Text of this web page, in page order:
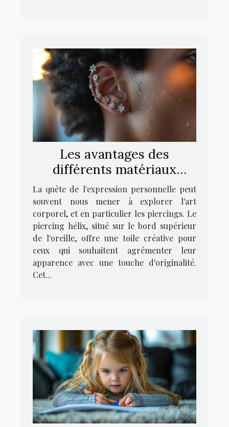
Les avantages des
différents matériaux
utilisés pour les piercings
hélix
La quête de l'expression personnelle peut
souvent nous mener à explorer l'art
corporel, et en particulier les piercings. Le
piercing hélix, situé sur le bord supérieur
de l'oreille, offre une toile créative pour
ceux qui souhaitent agrémenter leur
apparence avec une touche d'originalité.
Cet...